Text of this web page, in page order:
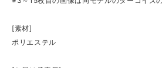
[素材]
ポリエステル